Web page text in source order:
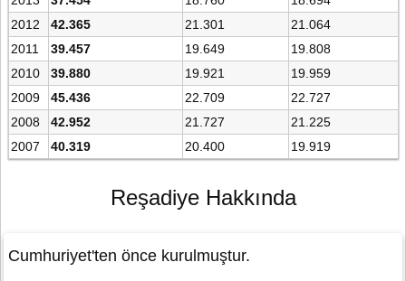
2012
42.365 21.301
21.064
2011
39.457 19.649
19.808
2010
39.880 19.921
19.959
2009
45.436 22.709
22.727
2008
42.952 21.727
21.225
2007
40.319 20.400 19.919
Reşadiye Hakkında
Cumhuriyet'ten önce kurulmuştur.